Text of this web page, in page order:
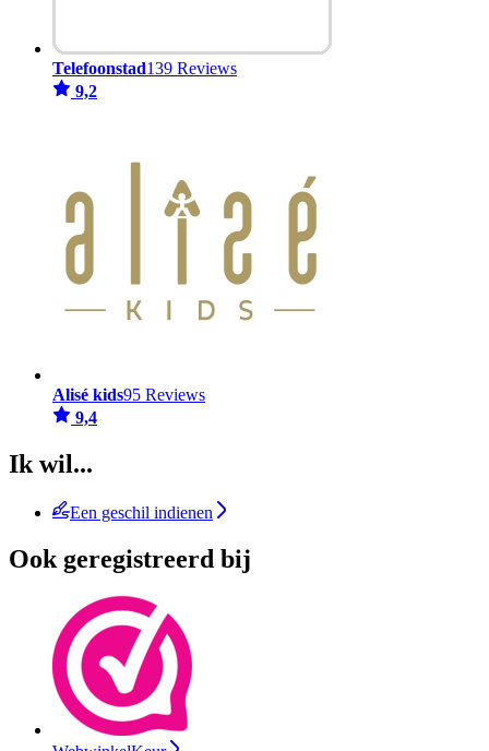
Telefoonstad139 Reviews
9,2
Alisé kids95 Reviews
9,4
Ik wil...
Een geschil indienen
Ook geregistreerd bij